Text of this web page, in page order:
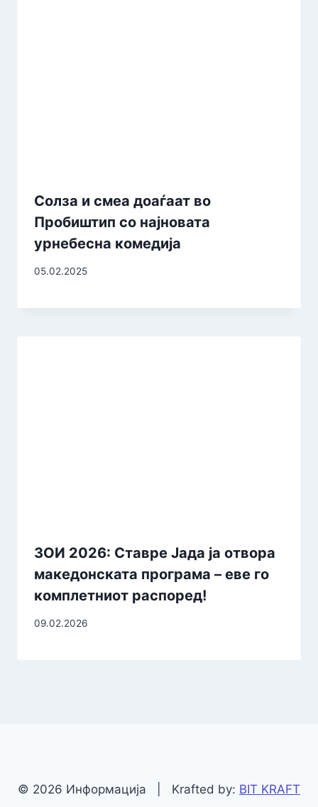
Солза и смеа доаѓаат во
Пробиштип со најновата
урнебесна комедија
05.02.2025
ЗОИ 2026: Ставре Јада ја отвора
македонската програма – еве го
комплетниот распоред!
09.02.2026
© 2026 Информација | Krafted by: BIT KRAFT